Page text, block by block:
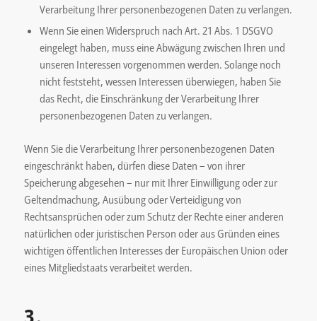
Verarbeitung Ihrer personenbezogenen Daten zu verlangen.
Wenn Sie einen Widerspruch nach Art. 21 Abs. 1 DSGVO
eingelegt haben, muss eine Abwägung zwischen Ihren und
unseren Interessen vorgenommen werden. Solange noch
nicht feststeht, wessen Interessen überwiegen, haben Sie
das Recht, die Einschränkung der Verarbeitung Ihrer
personenbezogenen Daten zu verlangen.
Wenn Sie die Verarbeitung Ihrer personenbezogenen Daten
eingeschränkt haben, dürfen diese Daten – von ihrer
Speicherung abgesehen – nur mit Ihrer Einwilligung oder zur
Geltendmachung, Ausübung oder Verteidigung von
Rechtsansprüchen oder zum Schutz der Rechte einer anderen
natürlichen oder juristischen Person oder aus Gründen eines
wichtigen öffentlichen Interesses der Europäischen Union oder
eines Mitgliedstaats verarbeitet werden.